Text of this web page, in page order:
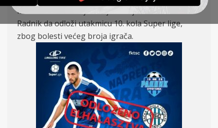
Medicinska komisija FSS je usvojila molbu FK
Radnik da odloži utakmicu 10. kola Super lige,
zbog bolesti većeg broja igrača.